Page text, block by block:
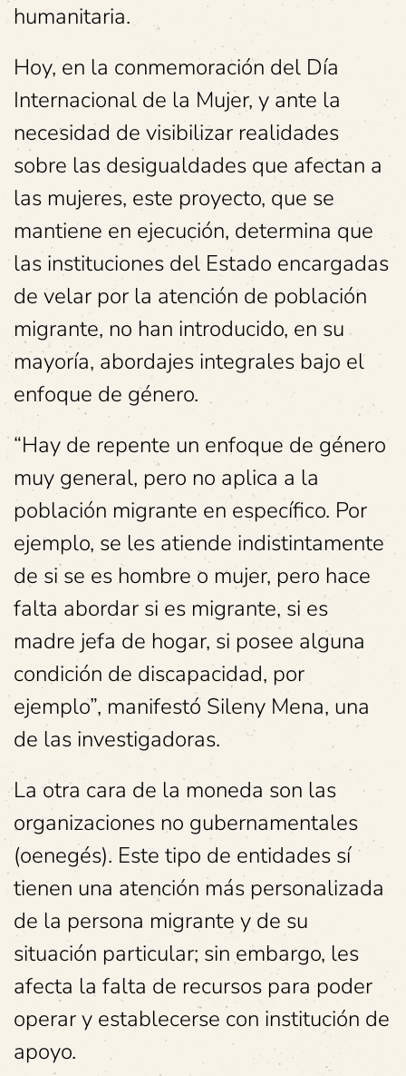
humanitaria.
Hoy, en la conmemoración del Día
Internacional de la Mujer, y ante la
necesidad de visibilizar realidades
sobre las desigualdades que afectan a
las mujeres, este proyecto, que se
mantiene en ejecución, determina que
las instituciones del Estado encargadas
de velar por la atención de población
migrante, no han introducido, en su
mayoría, abordajes integrales bajo el
enfoque de género.
“Hay de repente un enfoque de género
muy general, pero no aplica a la
población migrante en específico. Por
ejemplo, se les atiende indistintamente
de si se es hombre o mujer, pero hace
falta abordar si es migrante, si es
madre jefa de hogar, si posee alguna
condición de discapacidad, por
ejemplo”, manifestó Sileny Mena, una
de las investigadoras.
La otra cara de la moneda son las
organizaciones no gubernamentales
(oenegés). Este tipo de entidades sí
tienen una atención más personalizada
de la persona migrante y de su
situación particular; sin embargo, les
afecta la falta de recursos para poder
operar y establecerse con institución de
apoyo.